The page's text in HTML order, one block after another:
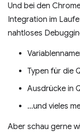
Und bei den
Integration im
nahtloses
Typen für die
Ausdrücke in
…und vieles
Aber schau gerne